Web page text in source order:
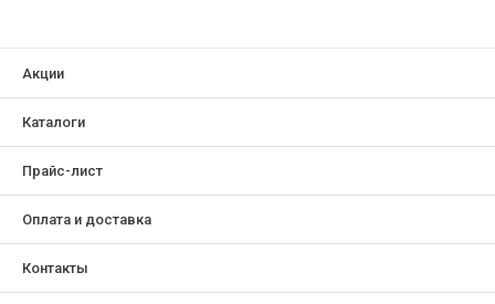
Акции
Каталоги
Прайс-лист
Оплата и доставка
Контакты